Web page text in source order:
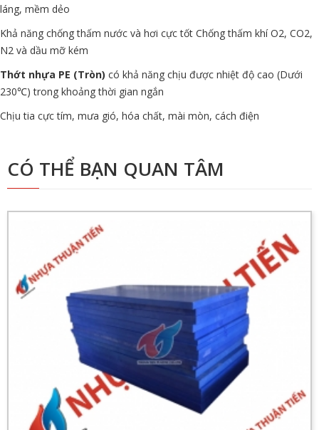
láng, mềm dẻo
Khả năng chống thấm nước và hơi cực tốt Chống thấm khí O2, CO2,
N2 và dầu mỡ kém
Thớt nhựa PE (Tròn) có khả năng chịu được nhiệt độ cao (Dưới
230℃) trong khoảng thời gian ngắn
Chịu tia cực tím, mưa gió, hóa chất, mài mòn, cách điện
CÓ THỂ BẠN QUAN TÂM